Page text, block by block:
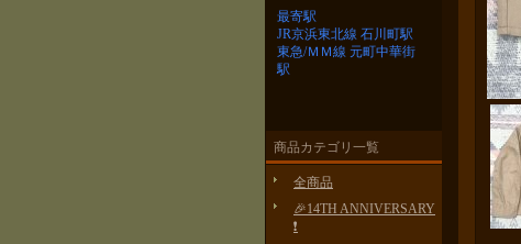
最寄駅
JR京浜東北線 石川町駅
東急/ＭＭ線 元町中華街
駅
商品カテゴリ一覧
全商品
🎉14TH ANNIVERSARY
❗️